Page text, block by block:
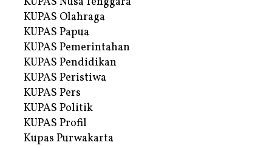
KUPAS Olahraga
KUPAS Papua
KUPAS Pemerintahan
KUPAS Pendidikan
KUPAS Peristiwa
KUPAS Pers
KUPAS Politik
KUPAS Profil
Kupas Purwakarta